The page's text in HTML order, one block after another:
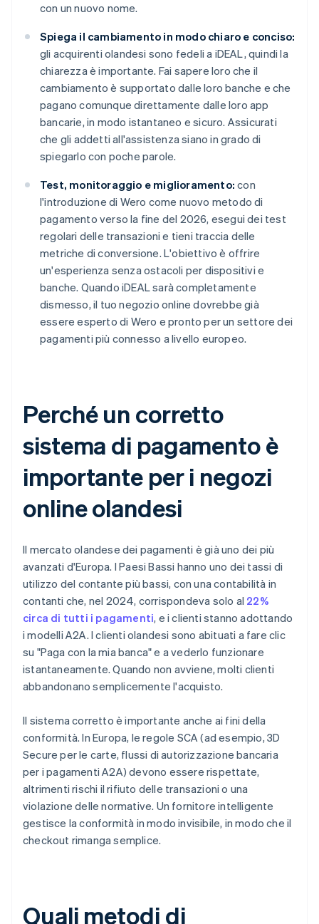
con un nuovo nome.
Spiega il cambiamento in modo chiaro e conciso:
gli acquirenti olandesi sono fedeli a iDEAL, quindi la
chiarezza è importante. Fai sapere loro che il
cambiamento è supportato dalle loro banche e che
pagano comunque direttamente dalle loro app
bancarie, in modo istantaneo e sicuro. Assicurati
che gli addetti all'assistenza siano in grado di
spiegarlo con poche parole.
Test, monitoraggio e miglioramento: con
l'introduzione di Wero come nuovo metodo di
pagamento verso la fine del 2026, esegui dei test
regolari delle transazioni e tieni traccia delle
metriche di conversione. L'obiettivo è offrire
un'esperienza senza ostacoli per dispositivi e
banche. Quando iDEAL sarà completamente
dismesso, il tuo negozio online dovrebbe già
essere esperto di Wero e pronto per un settore dei
pagamenti più connesso a livello europeo.
Perché un corretto
sistema di pagamento è
importante per i negozi
online olandesi
Il mercato olandese dei pagamenti è già uno dei più
avanzati d'Europa. I Paesi Bassi hanno uno dei tassi di
utilizzo del contante più bassi, con una contabilità in
contanti che, nel 2024, corrispondeva solo al 22%
circa di tutti i pagamenti, e i clienti stanno adottando
i modelli A2A. I clienti olandesi sono abituati a fare clic
su "Paga con la mia banca" e a vederlo funzionare
istantaneamente. Quando non avviene, molti clienti
abbandonano semplicemente l'acquisto.
Il sistema corretto è importante anche ai fini della
conformità. In Europa, le regole SCA (ad esempio, 3D
Secure per le carte, flussi di autorizzazione bancaria
per i pagamenti A2A) devono essere rispettate,
altrimenti rischi il rifiuto delle transazioni o una
violazione delle normative. Un fornitore intelligente
gestisce la conformità in modo invisibile, in modo che il
checkout rimanga semplice.
Quali metodi di